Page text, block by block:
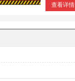
查看详情